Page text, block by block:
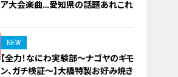
ア大会楽曲…愛知県の話題あれこれ
NEW
【全力！なにわ実験部～ナゴヤのギモ
ン、ガチ検証～】大橋特製お好み焼き